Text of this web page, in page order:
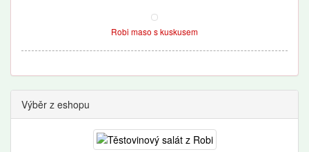
Robi maso s kuskusem
Výběr z eshopu